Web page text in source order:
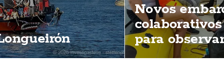
Novos
para
cetáceos